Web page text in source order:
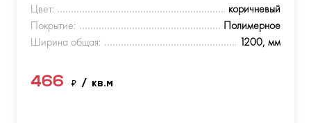
Цвет:
коричневый
Покрытие:
Полимерное
Ширина общая:
1200, мм
466 ₽ / кв.м